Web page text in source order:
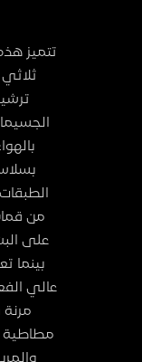
تتميز
من
على
بينما
عالي
مرنة
مطاطية